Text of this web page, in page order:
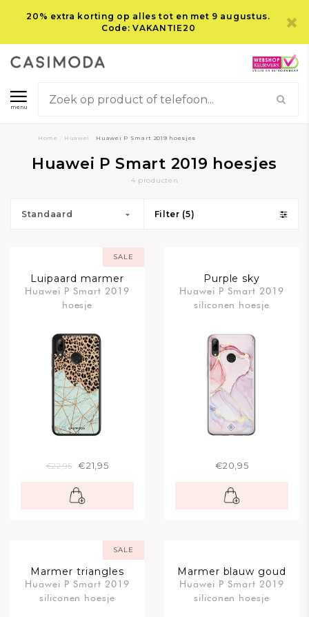
20% extra korting op alles tot en met 9 augustus.
Code: VAKANTIE20
menu
Home Huawei Huawei P Smart 2019 hoesjes
Huawei P Smart 2019 hoesjes
4 producten
Standaard Filter (5)
SALE
Luipaard marmer
mint
Huawei P Smart 2019
hoesje
€22,95 €21,95
Purple sky
Huawei P Smart 2019
siliconen hoesje
€20,95
SALE
Marmer triangles
Huawei P Smart 2019
siliconen hoesje
Marmer blauw goud
Huawei P Smart 2019
siliconen hoesje